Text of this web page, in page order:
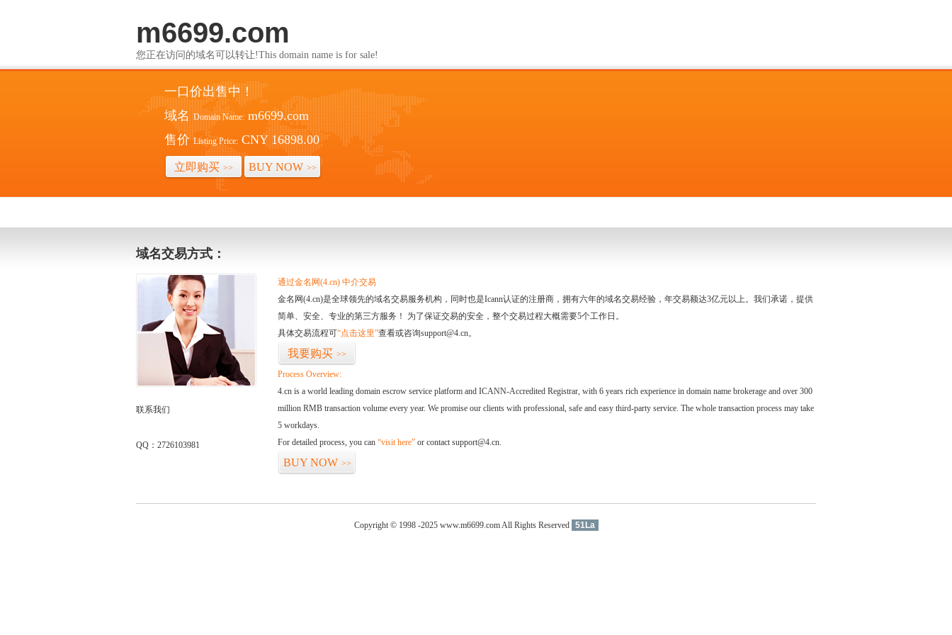
m6699.com
您正在访问的域名可以转让!This domain name is for sale!
一口价出售中！
域名 Domain Name: m6699.com
售价 Listing Price: CNY 16898.00
立即购买 >> BUY NOW >>
域名交易方式：
联系我们
QQ：2726103981
通过金名网(4.cn) 中介交易
金名网(4.cn)是全球领先的域名交易服务机构，同时也是Icann认证的注册商，拥有六年的域名交易经验，年交易额达3亿元以上。我们承诺，提供
简单、安全、专业的第三方服务！ 为了保证交易的安全，整个交易过程大概需要5个工作日。
具体交易流程可“点击这里”查看或咨询support@4.cn。
我要购买 >>
Process Overview:
4.cn is a world leading domain escrow service platform and ICANN-Accredited Registrar, with 6 years rich experience in domain name brokerage and over 300
million RMB transaction volume every year. We promise our clients with professional, safe and easy third-party service. The whole transaction process may take
5 workdays.
For detailed process, you can “visit here” or contact support@4.cn.
BUY NOW >>
Copyright © 1998 -2025 www.m6699.com All Rights Reserved 51La